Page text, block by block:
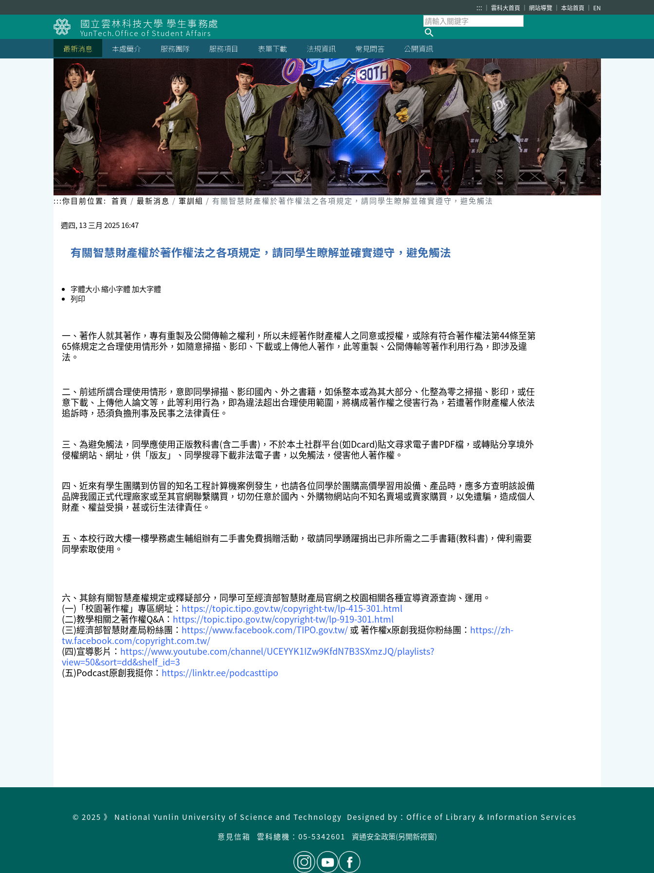
到
主
要
內
容
塊
::: 雲科大首頁 網站導覽 本站首頁 EN
國立雲林科技大學 學生事務處
YunTech.Office of Student Affairs
最新消息
本處簡介 服務團隊 服務項目 表單下載 法規資訊 常見問答 公開資訊
:::你目前位置: 首頁 最新消息 軍訓組 有關智慧財產權於著作權法之各項規定，請同學生瞭解並確實遵守，避免觸法
週四, 13 三月 2025 16:47
有關智慧財產權於著作權法之各項規定，請同學生瞭解並確實遵守，避免觸法
字體大小縮小字體加大字體
列印
一、著作人就其著作，專有重製及公開傳輸之權利，所以未經著作財產權人之同意或授權，或除有符合著作權法第44條至第
65條規定之合理使用情形外，如隨意掃描、影印、下載或上傳他人著作，此等重製、公開傳輸等著作利用行為，即涉及違
法。
二、前述所謂合理使用情形，意即同學掃描、影印國內、外之書籍，如係整本或為其大部分、化整為零之掃描、影印，或任
意下載、上傳他人論文等，此等利用行為，即為違法超出合理使用範圍，將構成著作權之侵害行為，若遭著作財產權人依法
追訴時，恐須負擔刑事及民事之法律責任。
三、為避免觸法，同學應使用正版教科書(含二手書)，不於本土社群平台(如Dcard)貼文尋求電子書PDF檔，或轉貼分享境外
侵權網站、網址，供「版友」、同學搜尋下載非法電子書，以免觸法，侵害他人著作權。
四、近來有學生團購到仿冒的知名工程計算機案例發生，也請各位同學於團購高價學習用設備、產品時，應多方查明該設備
品牌我國正式代理廠家或至其官網聯繫購買，切勿任意於國內、外購物網站向不知名賣場或賣家購買，以免遭騙，造成個人
財產、權益受損，甚或衍生法律責任。
五、本校行政大樓一樓學務處生輔組辦有二手書免費捐贈活動，敬請同學踴躍捐出已非所需之二手書籍(教科書)，俾利需要
同學索取使用。
六、其餘有關智慧產權規定或釋疑部分，同學可至經濟部智慧財產局官網之校園相關各種宣導資源查詢、運用。
(一)「校園著作權」專區網址： https://topic.tipo.gov.tw/copyright-tw/lp-415-301.html
(二)教學相關之著作權Q&A： https://topic.tipo.gov.tw/copyright-tw/lp-919-301.html
(三)經濟部智慧財產局粉絲團： https://www.facebook.com/TIPO.gov.tw/或 著作權x原創我挺你粉絲團： https://zh-
tw.facebook.com/copyright.com.tw/
(四)宣導影片： https://www.youtube.com/channel/UCEYYK1IZw9KfdN7B3SXmzJQ/playlists?
view=50&sort=dd&shelf_id=3
(五)Podcast原創我挺你： https://linktr.ee/podcasttipo
© 2025 》 National Yunlin University of Science and Technology Designed by：Office of Library & Information Services
意見信箱
雲科總機：05-5342601 資通安全政策(另開新視窗)